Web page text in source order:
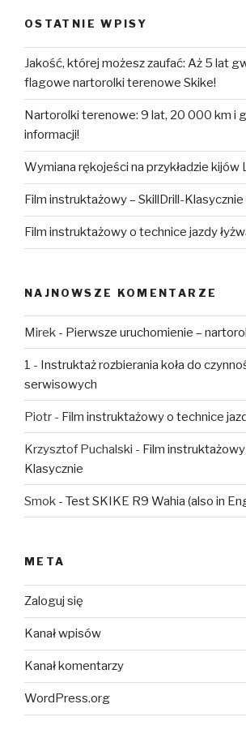
OSTATNIE WPISY
Jakość, której możesz zaufać: Aż 5 lat
flagowe nartorolki terenowe Skike!
Nartorolki terenowe: 9 lat, 20 000 km i
informacji!
Wymiana rękojeści na przykładzie kijów
Film instruktażowy – SkillDrill-Klasycznie
Film instruktażowy o technice jazdy
NAJNOWSZE KOMENTARZE
Mirek - Pierwsze uruchomienie –
1 - Instruktaż rozbierania koła do
serwisowych
Piotr - Film instruktażowy o technice
Krzysztof Puchalski - Film instruktażowy
Klasycznie
Smok - Test SKIKE R9 Wahia (also in
META
Zaloguj się
Kanał wpisów
Kanał komentarzy
WordPress.org